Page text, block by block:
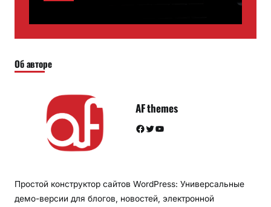
Об авторе
AF themes
Facebook Twitter YouTube
Простой конструктор сайтов WordPress: Универсальные
демо-версии для блогов, новостей, электронной